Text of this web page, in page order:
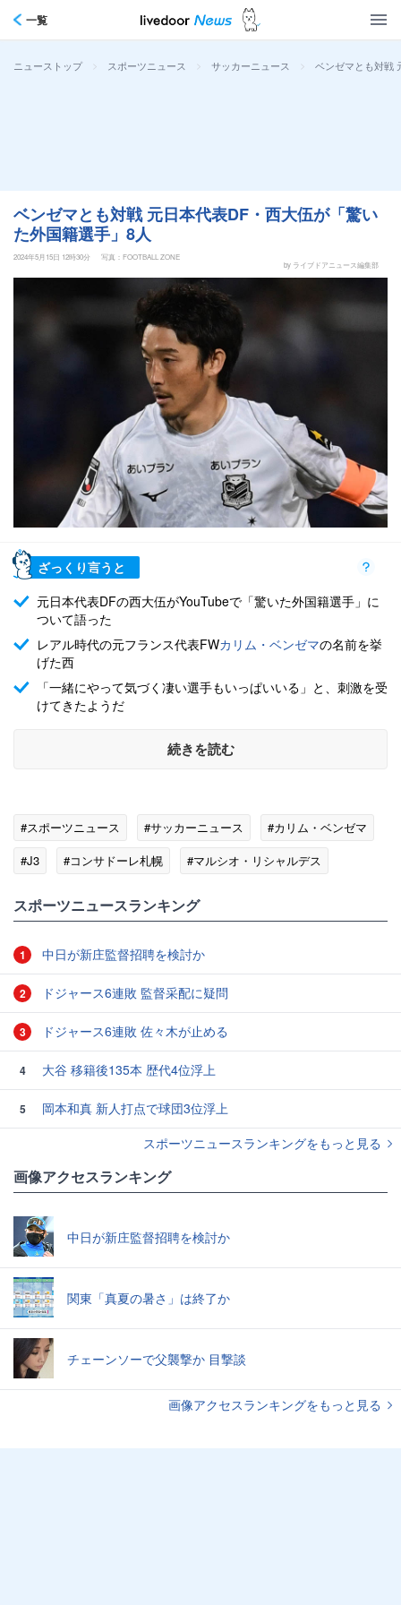
一覧
ニューストップ > スポーツニュース > サッカーニュース > ベンゼマとも対戦
ベンゼマとも対戦 元日本代表DF・西大伍が「驚い
た外国籍選手」8人
2024年5月15日 12時30分
写真：FOOTBALL ZONE
by ライブドアニュース編集部
ざっくり言うと
元日本代表DFの西大伍がYouTubeで「驚いた外国籍選手」に
ついて語った
レアル時代の元フランス代表FWカリム・ベンゼマの名前を挙
げた西
「一緒にやって気づく凄い選手もいっぱいいる」と、刺激を受
けてきたようだ
続きを読む
#スポーツニュース #サッカーニュース
#カリム・ベンゼマ
#J3
#コンサドーレ札幌
#マルシオ・リシャルデス
スポーツニュースランキング
1 中日が新庄監督招聘を検討か
2 ドジャース6連敗 監督采配に疑問
3 ドジャース6連敗 佐々木が止める
4 大谷 移籍後135本 歴代4位浮上
5
岡本和真 新人打点で球団3位浮上
スポーツニュースランキングをもっと見る
画像アクセスランキング
中日が新庄監督招聘を検討か
関東「真夏の暑さ」は終了か
チェーンソーで父襲撃か 目撃談
画像アクセスランキングをもっと見る